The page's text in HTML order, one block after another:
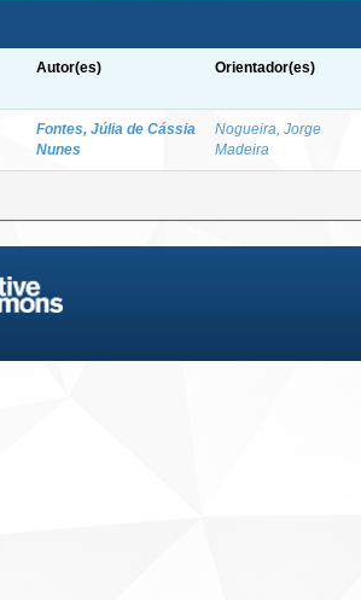
Autor(es) Orientador(es)
Fontes, Júlia de Cássia
Nunes
Nogueira, Jorge
Madeira